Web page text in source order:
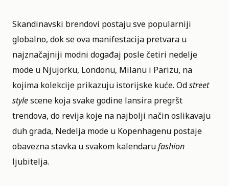
Skandinavski brendovi postaju sve popularniji
globalno, dok se ova manifestacija pretvara u
najznačajniji modni događaj posle četiri nedelje
mode u Njujorku, Londonu, Milanu i Parizu, na
kojima kolekcije prikazuju istorijske kuće. Odstreet
stylescene koja svake godine lansira pregršt
trendova, do revija koje na najbolji način oslikavaju
duh grada, Nedelja mode u Kopenhagenu postaje
obavezna stavka u svakom kalendarufashion
ljubitelja.